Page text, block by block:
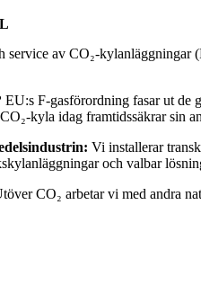
service av CO₂-kylanläggningar
EU:s F-gasförordning fasar ut de
kyla idag framtidssäkrar sin
Vi installerar
och valbar
CO₂ arbetar vi med andra